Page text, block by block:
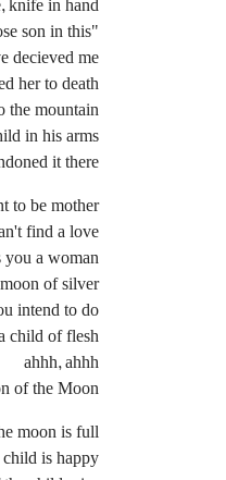
knife in hand
"Whose son in this?
decieved me!"
her to death
the mountain
in his arms
it there
to be mother
find a love
a woman.
of silver
intend to do
child of flesh
ahhh, ahhh
of the Moon
moon is full
child is happy